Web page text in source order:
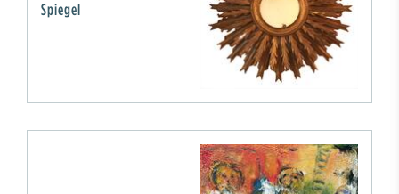
Spiegel